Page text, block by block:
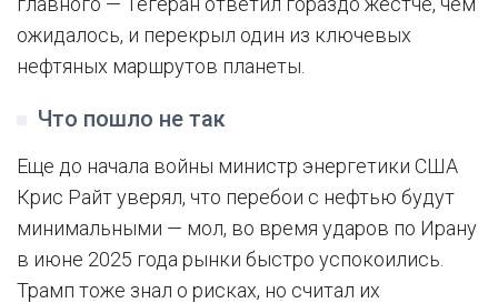
ожидалось, и перекрыл один из ключевых
нефтяных маршрутов планеты.
Что пошло не так
Еще до начала войны министр энергетики США
Крис Райт уверял, что перебои с нефтью будут
минимальными — мол, во время ударов по Ирану
в июне 2025 года рынки быстро успокоились.
Трамп тоже знал о рисках, но считал их